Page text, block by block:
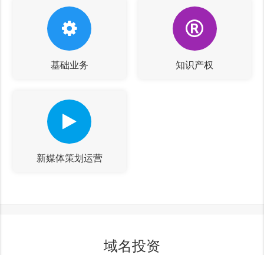
基础业务 知识产权
新媒体策划运营
域名投资